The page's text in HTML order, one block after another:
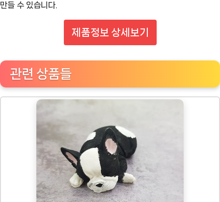
만들 수 있습니다.
제품정보 상세보기
관련 상품들